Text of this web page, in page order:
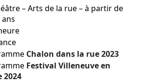
– Arts de la rue – à partir de
ans
Chalon dans la rue2023
Festival Villeneuve en
2024